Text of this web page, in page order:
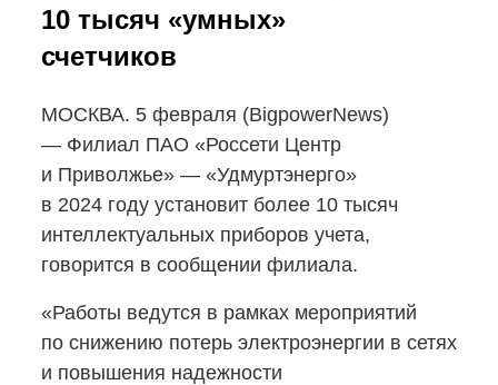
10 тысяч «умных»
счетчиков
МОСКВА. 5 февраля (BigpowerNews)
— Филиал ПАО «Россети Центр
и Приволжье» — «Удмуртэнерго»
в 2024 году установит более 10 тысяч
интеллектуальных приборов учета,
говорится в сообщении филиала.
«Работы ведутся в рамках мероприятий
по снижению потерь электроэнергии в сетях
и повышения надежности